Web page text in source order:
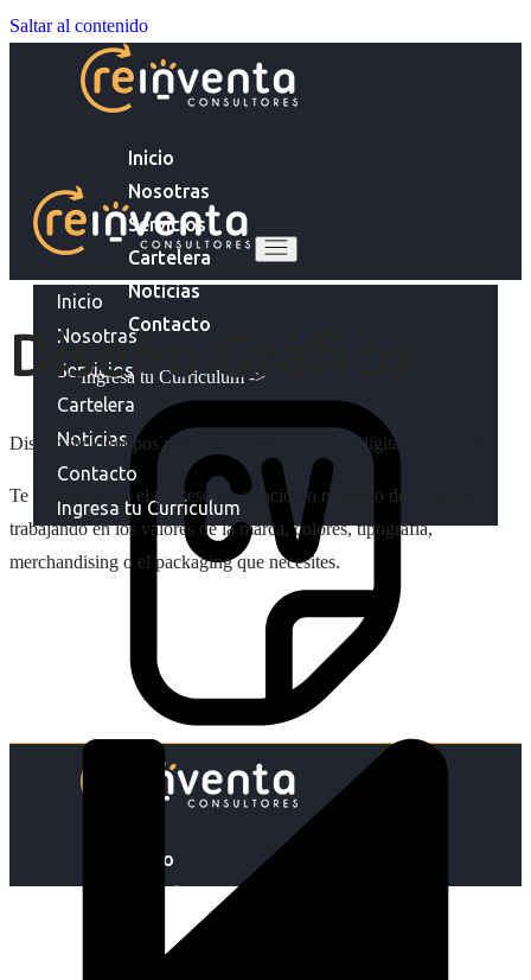
Saltar al contenido
Inicio
Nosotras
Servicios
Cartelera
Noticias
Contacto
Ingresa tu Curriculum ->
Inicio
Nosotras
Servicios
Cartelera
Inicio
Nosotras
Servicios
Cartelera
Noticias
Contacto
Ingresa tu Curriculum
Diseño Gráfico
Diseño de logotipos y piezas gráficas para uso digital o papelería.
Te ayudamos en el proceso de creación o rediseño de tu marca,
trabajando en los valores de la marca, colores, tipografía,
merchandising o el packaging que necesites.